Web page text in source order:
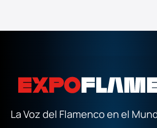
La Voz del Flamenco en el